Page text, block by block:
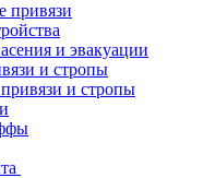
привязи
и эвакуации
и стропы
и стропы